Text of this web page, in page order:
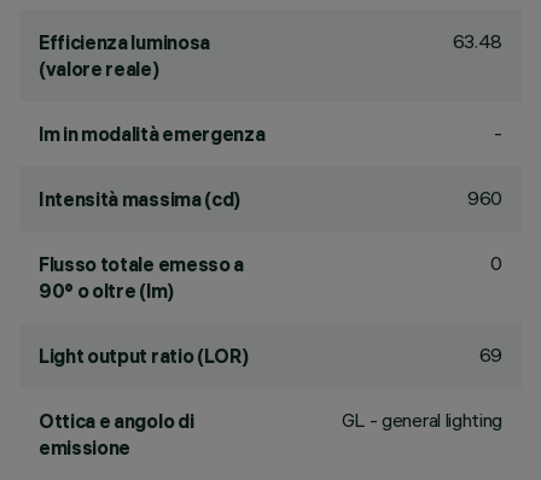
Efficienza luminosa
(valore reale)
63.48
lm in modalità emergenza -
Intensità massima (cd) 960
Flusso totale emesso a
90° o oltre (lm)
0
Light output ratio (LOR) 69
Ottica e angolo di
emissione
GL - general lighting